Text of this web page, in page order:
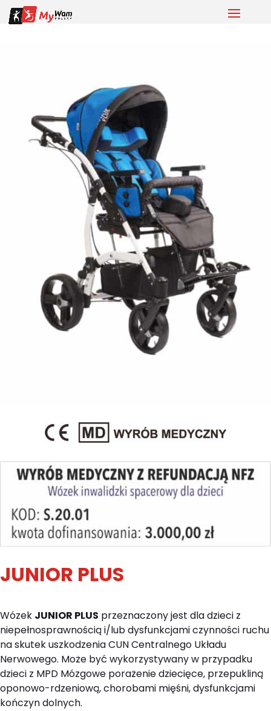
JUNIOR PLUS
Wózek JUNIOR PLUS przeznaczony jest dla dzieci z
niepełnosprawnością i/lub dysfunkcjami czynności ruchu
na skutek uszkodzenia CUN Centralnego Układu
Nerwowego. Może być wykorzystywany w przypadku
dzieci z MPD Mózgowe porażenie dziecięce, przepukliną
oponowo-rdzeniową, chorobami mięśni, dysfunkcjami
kończyn dolnych.